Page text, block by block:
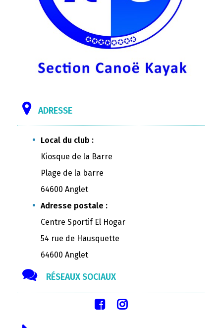
ADRESSE
Local du club :
Kiosque de la Barre
Plage de la barre
64600 Anglet
Adresse postale :
Centre Sportif El Hogar
54 rue de Hausquette
64600 Anglet
RÉSEAUX SOCIAUX